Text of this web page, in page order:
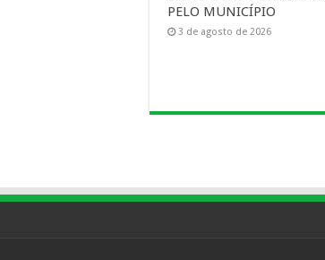
PELO MUNICÍPIO
3 de agosto de 2026